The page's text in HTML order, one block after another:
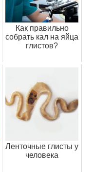
Как правильно
собрать кал на яйца
глистов?
Ленточные глисты у
человека